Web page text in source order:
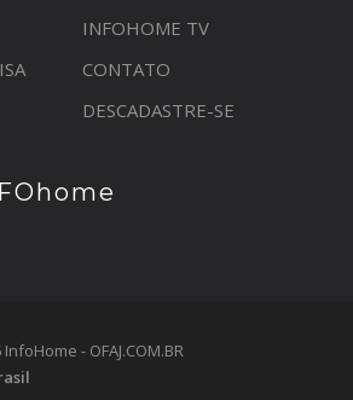
INFOHOME TV
CONTATO
DESCADASTRE-SE
- OFAJ.COM.BR